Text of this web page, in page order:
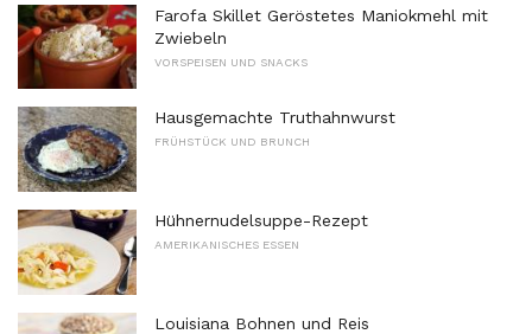
Farofa Skillet Geröstetes Maniokmehl mit
Zwiebeln
VORSPEISEN UND SNACKS
Hausgemachte Truthahnwurst
FRÜHSTÜCK UND BRUNCH
Hühnernudelsuppe-Rezept
AMERIKANISCHES ESSEN
Louisiana Bohnen und Reis